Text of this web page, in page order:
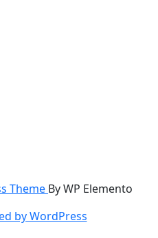
Theme By WP Elemento
by WordPress